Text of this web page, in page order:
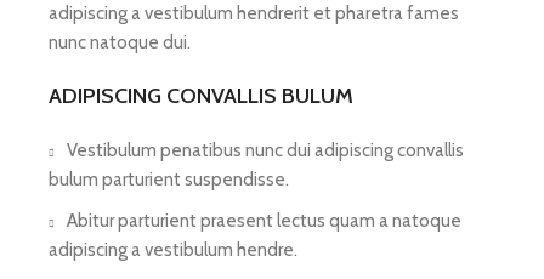
adipiscing a vestibulum hendrerit et pharetra fames
nunc natoque dui.
ADIPISCING CONVALLIS BULUM
Vestibulum penatibus nunc dui adipiscing convallis
bulum parturient suspendisse.
Abitur parturient praesent lectus quam a natoque
adipiscing a vestibulum hendre.